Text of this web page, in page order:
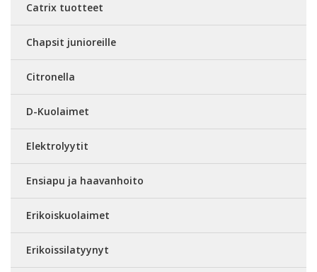
Catrix tuotteet
Chapsit junioreille
Citronella
D-Kuolaimet
Elektrolyytit
Ensiapu ja haavanhoito
Erikoiskuolaimet
Erikoissilatyynyt